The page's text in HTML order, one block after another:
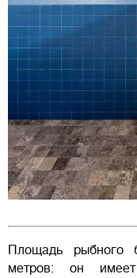
Площадь рыбного
метров: он